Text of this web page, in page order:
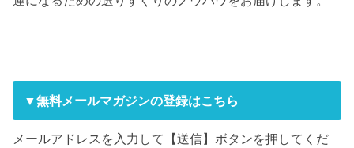
▼無料メールマガジンの登録はこちら
メールアドレスを入力して【送信】ボタンを押してくだ